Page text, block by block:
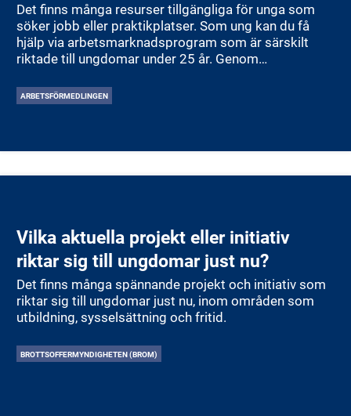
Det finns många resurser tillgängliga för unga som
söker jobb eller praktikplatser. Som ung kan du få
hjälp via arbetsmarknadsprogram som är särskilt
riktade till ungdomar under 25 år. Genom
stöd med jobbsökning, praktik, yrkes- och
studievägledning samt matchning mot
tillsammans med en arbetsförmedlare för att få
ARBETSFÖRMEDLINGEN
Vilka aktuella projekt eller initiativ
riktar sig till ungdomar just nu?
Det finns många spännande projekt och initiativ som
riktar sig till ungdomar just nu, inom områden som
utbildning, sysselsättning och fritid.
BROTTSOFFERMYNDIGHETEN (BROM)